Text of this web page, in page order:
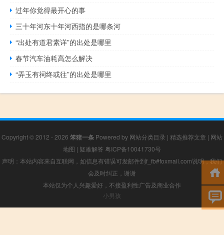
过年你觉得最开心的事
三十年河东十年河西指的是哪条河
“出处有道君素详”的出处是哪里
春节汽车油耗高怎么解决
“弄玉有祠终或往”的出处是哪里
Copyright © 2012 - 2026 笨猪一条 Powered by 网站分类目录 | 精选推荐文章 | 网站
地图 | 疑难解答 粤ICP备10041730号
声明：本站内容来自互联网，如信息有错误可发邮件到f_fb#foxmail.com说明，我们
会及时纠正，谢谢
本站仅为个人兴趣爱好，不接盈利性广告及商业合作
小男孩